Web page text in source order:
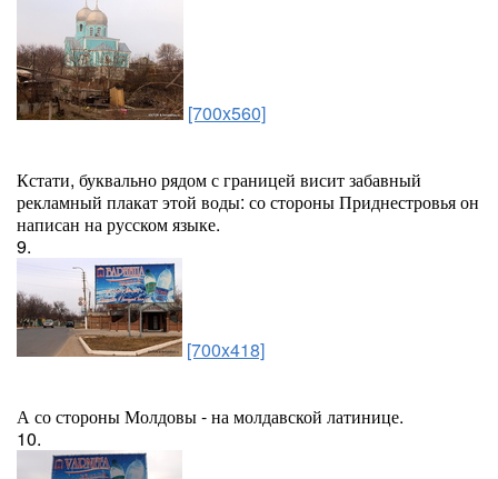
[700x560]
Кстати, буквально рядом с границей висит забавный
рекламный плакат этой воды: со стороны Приднестровья он
написан на русском языке.
9.
[700x418]
А со стороны Молдовы - на молдавской латинице.
10.